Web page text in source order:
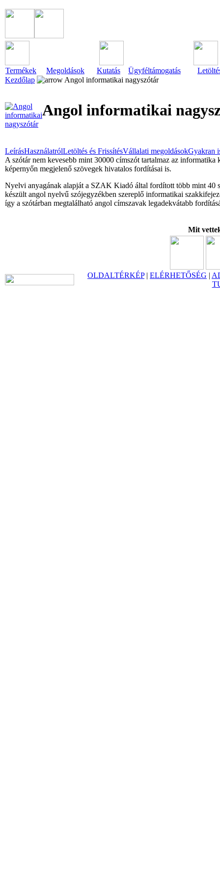
Termékek Megoldások Kutatás Ügyféltámogatás
Kezdőlap
Angol informatikai nagyszótár
Angol informatikai
LeírásHasználatrólLetöltés és FrissítésVállalati megoldásokGyakran
A szótár nem kevesebb mint 30000 címszót tartalmaz az
képernyőn megjelenő szövegek hivatalos fordításai is.
Nyelvi anyagának alapját a SZAK Kiadó által fordított több mint 40
készült angol nyelvű szójegyzékben szereplő informatikai
így a szótárban megtalálható angol címszavak legadekvátabb
Mit
OLDALTÉRKÉP| ELÉRHETŐSÉG |